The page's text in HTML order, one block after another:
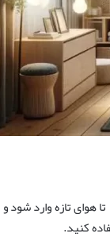
هوای تازه وارد شود
کنید.